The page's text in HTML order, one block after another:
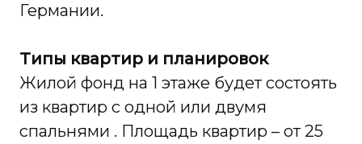
Германии.
Типы квартир и планировок
Жилой фонд на 1 этаже будет состоять
из квартир с одной или двумя
спальнями . Площадь квартир – от 25